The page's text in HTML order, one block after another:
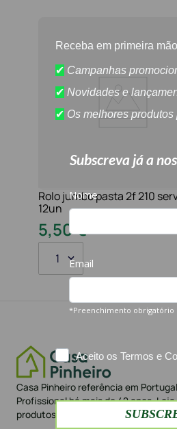
Rolo jumbo pasta 2f 210
12un
5,50€
1
Casa Pinheiro referência em
Profissional há mais de 42 anos.
produtos e mais de 10.000 clientes